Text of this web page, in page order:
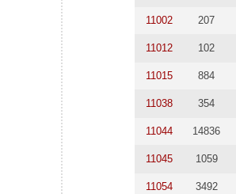
11002 207
11012 102
11015 884
11038 354
11044 14836
11045 1059
11054 3492